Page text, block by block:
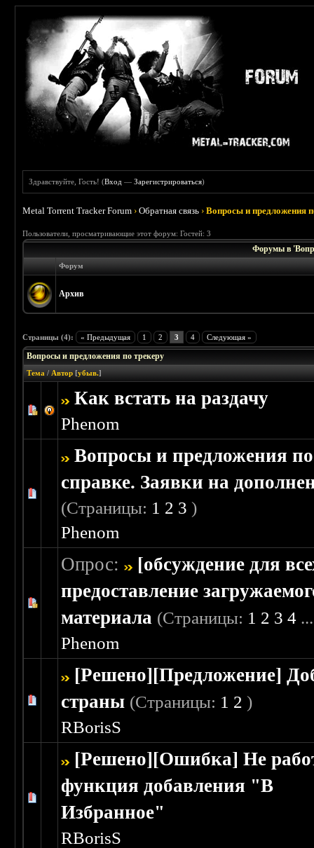
Здравствуйте, Гость! (Вход —Зарегистрироваться)
Metal Torrent Tracker Forum ›Обратная связь ›Вопросы и предложения
Пользователи, просматривающие этот форум: Гостей: 3
Форумы в
Форум
Архив
Страницы (4): « Предыдущая 1 2 3 4 Следующая »
Вопросы и предложения по трекеру
Тема / Автор [убыв.]
Как встать на раздачу
Phenom
Вопросы и предложения по
справке. Заявки на
(Страницы: 1 2 3 )
Phenom
Голосов: 0 - Средняя оценка: 0 из 5
Опрос:
[обсуждение для
предоставление
материала (Страницы: 1 2 3 4
Phenom
Голосов: 0 - Средняя оценка: 0 из 5
[Решено][Предложение]
страны (Страницы: 1 2 )
RBorisS
Голосов: 0 - Средняя оценка: 0 из 5
1 2345
[Решено][Ошибка] Не
функция добавления "В
Избранное"
RBorisS
Голосов: 0 - Средняя оценка: 0 из 5
45